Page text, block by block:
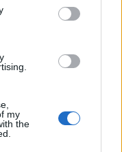
my
the